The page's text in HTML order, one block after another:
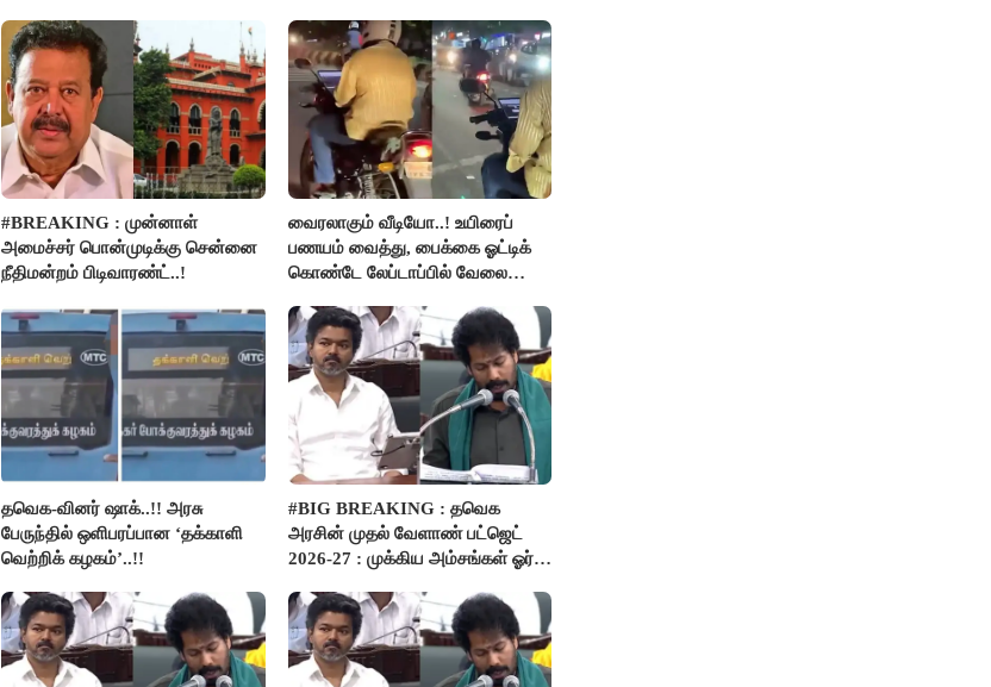
#BREAKING : முன்னாள்
அமைச்சர் பொன்முடிக்கு சென்னை
நீதிமன்றம் பிடிவாரண்ட்..!
வைரலாகும் வீடியோ..! உயிரைப்
பணயம் வைத்து, பைக்கை ஓட்டிக்
கொண்டே லேப்டாப்பில் வேலை
தவெக-வினர் ஷாக்..!! அரசு
பேருந்தில் ஒளிபரப்பான ‘தக்காளி
வெற்றிக் கழகம்’..!!
#BIG BREAKING : தவெக
அரசின் முதல் வேளாண் பட்ஜெட்
2026-27 : முக்கிய அம்சங்கள் ஓர்